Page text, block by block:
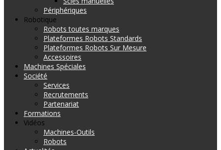
Périphériques
Robotique
Robots toutes marques
Plateformes Robots Standards
Plateformes Robots Sur Mesure
Accessoires
Machines Spéciales
Société
Services
Recrutements
Partenariat
Formations
Vidéos
Machines-Outils
Robots